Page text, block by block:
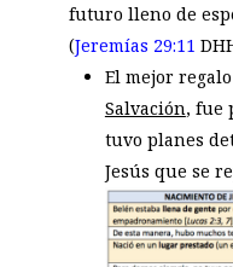
futuro lleno de
(Jeremías 29:11
El mejor
Salvación, fue
tuvo planes
Jesús que se